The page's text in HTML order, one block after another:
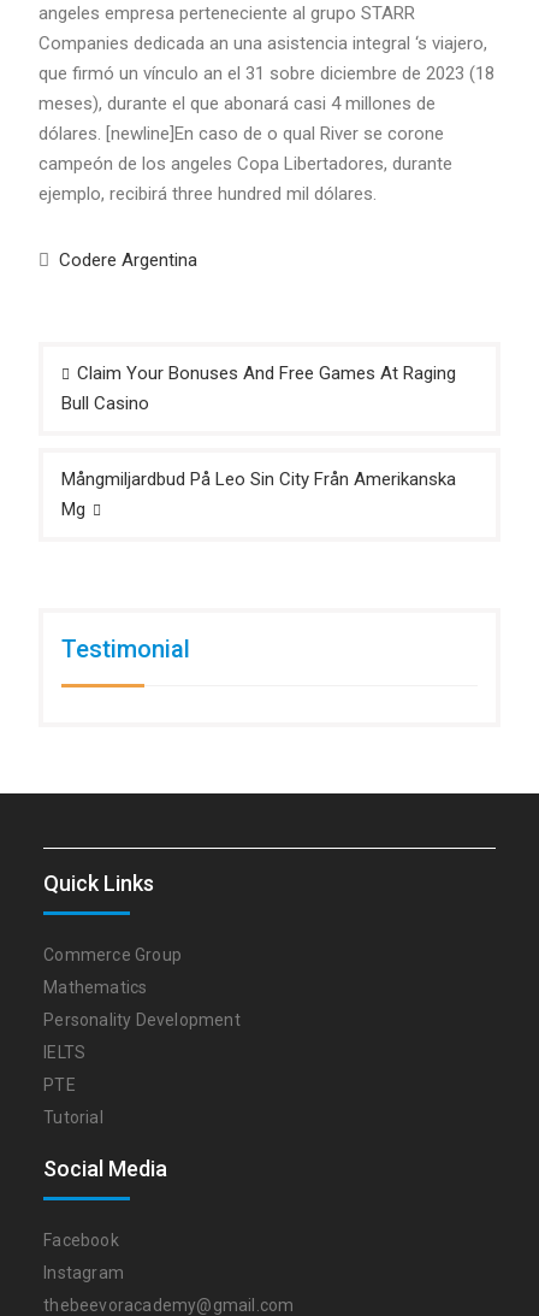
angeles empresa perteneciente al grupo STARR
Companies dedicada an una asistencia integral ‘s viajero,
que firmó un vínculo an el 31 sobre diciembre de 2023 (18
meses), durante el que abonará casi 4 millones de
dólares. [newline]En caso de o qual River se corone
campeón de los angeles Copa Libertadores, durante
ejemplo, recibirá three hundred mil dólares.
Codere Argentina
Post
navigation
Claim Your Bonuses And Free Games At Raging
Bull Casino
Mångmiljardbud På Leo Sin City Från Amerikanska
Mg
Testimonial
Quick Links
Commerce Group
Mathematics
Personality Development
IELTS
PTE
Tutorial
Social Media
Facebook
Instagram
thebeevoracademy@gmail.com